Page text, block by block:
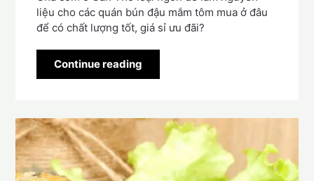
liệu cho các quán bún đậu mắm tôm mua ở đâu
để có chất lượng tốt, giá sỉ ưu đãi?
Continue reading